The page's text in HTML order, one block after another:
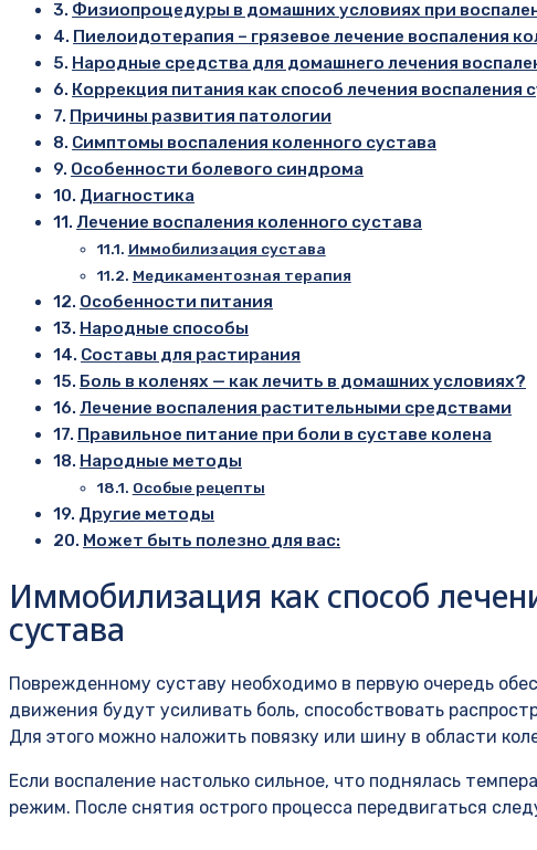
Физиопроцедуры в домашних условиях при
Пиелоидотерапия – грязевое лечение воспаления
Народные средства для домашнего лечения
Коррекция питания как способ лечения воспаления
Причины развития патологии
Симптомы воспаления коленного сустава
Особенности болевого синдрома
Диагностика
Лечение воспаления коленного сустава
Иммобилизация сустава
Медикаментозная терапия
Особенности питания
Народные способы
Составы для растирания
Боль в коленях — как лечить в домашних условиях?
Лечение воспаления растительными средствами
Правильное питание при боли в суставе колена
Народные методы
Особые рецепты
Другие методы
Может быть полезно для вас:
Иммобилизация как способ
сустава
Поврежденному суставу необходимо в первую очередь
движения будут усиливать боль, способствовать
Для этого можно наложить повязку или шину в области
Если воспаление настолько сильное, что поднялась
режим. После снятия острого процесса передвигаться